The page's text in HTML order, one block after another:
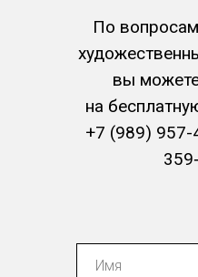
+7
По
вы
на
+7 (989) 957-